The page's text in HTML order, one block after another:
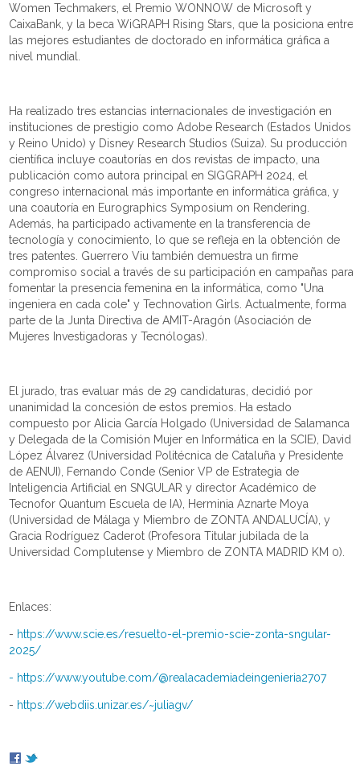
Women Techmakers, el Premio WONNOW de Microsoft y
CaixaBank, y la beca WiGRAPH Rising Stars, que la posiciona entre
las mejores estudiantes de doctorado en informática gráfica a
nivel mundial.
Ha realizado tres estancias internacionales de investigación en
instituciones de prestigio como Adobe Research (Estados Unidos
y Reino Unido) y Disney Research Studios (Suiza). Su producción
científica incluye coautorías en dos revistas de impacto, una
publicación como autora principal en SIGGRAPH 2024, el
congreso internacional más importante en informática gráfica, y
una coautoría en Eurographics Symposium on Rendering.
Además, ha participado activamente en la transferencia de
tecnología y conocimiento, lo que se refleja en la obtención de
tres patentes. Guerrero Viu también demuestra un firme
compromiso social a través de su participación en campañas para
fomentar la presencia femenina en la informática, como "Una
ingeniera en cada cole" y Technovation Girls. Actualmente, forma
parte de la Junta Directiva de AMIT-Aragón (Asociación de
Mujeres Investigadoras y Tecnólogas).
El jurado, tras evaluar más de 29 candidaturas, decidió por
unanimidad la concesión de estos premios. Ha estado
compuesto por Alicia García Holgado (Universidad de Salamanca
y Delegada de la Comisión Mujer en Informática en la SCIE), David
López Álvarez (Universidad Politécnica de Cataluña y Presidente
de AENUI), Fernando Conde (Senior VP de Estrategia de
Inteligencia Artificial en SNGULAR y director Académico de
Tecnofor Quantum Escuela de IA), Herminia Aznarte Moya
(Universidad de Málaga y Miembro de ZONTA ANDALUCÍA), y
Gracia Rodríguez Caderot (Profesora Titular jubilada de la
Universidad Complutense y Miembro de ZONTA MADRID KM 0).
Enlaces:
- https://www.scie.es/resuelto-el-premio-scie-zonta-sngular-
2025/
- https://www.youtube.com/@realacademiadeingenieria2707
- https://webdiis.unizar.es/~juliagv/